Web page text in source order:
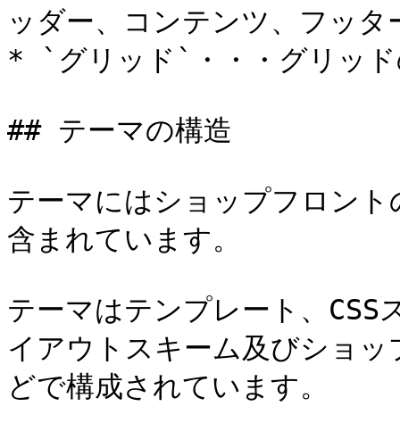
ッダー、コンテンツ、フッタ
* `グリッド`・・・グリッド
## テーマの構造
テーマにはショップフロン
含まれています。
テーマはテンプレート、
イアウトスキーム及びショ
どで構成されています。